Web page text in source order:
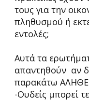
τους για την
πληθυσμού ή
εντολές;
Αυτά τα
απαντηθούν αν
παρακάτω
-Ουδείς μπορεί